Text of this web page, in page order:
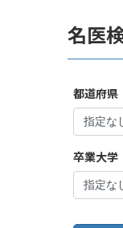
名医
都道府県
卒業大学